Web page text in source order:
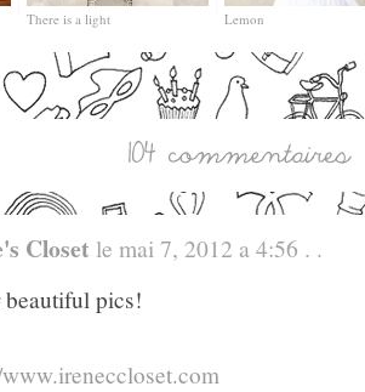
There is a light Lemon
Closet le mai 7, 2012 a 4:56 . .
beautiful pics!